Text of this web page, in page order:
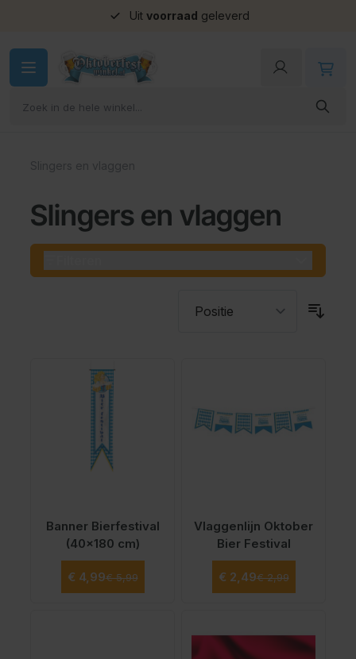
Uit voorraad geleverd
Slingers en vlaggen
Slingers en vlaggen
Banner Bierfestival
(40x180 cm)
Speciale prijs
€ 4,99Normale prijs
€ 5,99
Vanaf
€ 3,99
Vlaggenlijn Oktober
Bier Festival
Speciale prijs
€ 2,49Normale prijs
€ 2,99